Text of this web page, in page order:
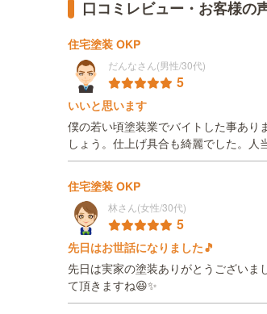
口コミレビュー・お客様の
住宅塗装 OKP
だんなさん(男性/30代)
5
いいと思います
僕の若い頃塗装業でバイトした事あ
しょう。仕上げ具合も綺麗でした。人
住宅塗装 OKP
林さん(女性/30代)
5
先日はお世話になりました🎵
先日は実家の塗装ありがとうござい
て頂きますね😆✨